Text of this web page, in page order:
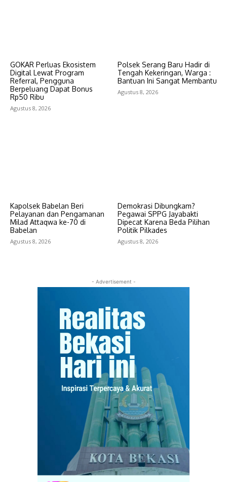
GOKAR Perluas Ekosistem
Digital Lewat Program
Referral, Pengguna
Berpeluang Dapat Bonus
Rp50 Ribu
Agustus 8, 2026
Polsek Serang Baru Hadir di
Tengah Kekeringan, Warga :
Bantuan Ini Sangat Membantu
Agustus 8, 2026
Kapolsek Babelan Beri
Pelayanan dan Pengamanan
Milad Attaqwa ke-70 di
Babelan
Agustus 8, 2026
Demokrasi Dibungkam?
Pegawai SPPG Jayabakti
Dipecat Karena Beda Pilihan
Politik Pilkades
Agustus 8, 2026
- Advertisement -